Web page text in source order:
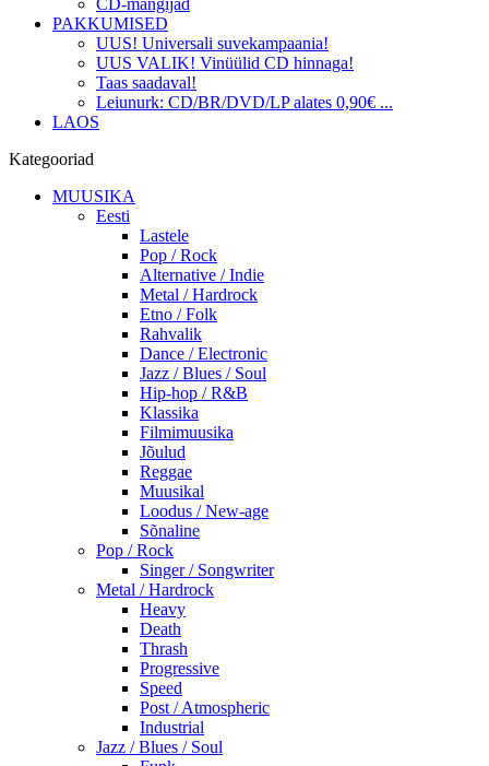
CD-mängijad
PAKKUMISED
UUS! Universali suvekampaania!
UUS VALIK! Vinüülid CD hinnaga!
Taas saadaval!
Leiunurk: CD/BR/DVD/LP alates 0,90€ ...
LAOS
Kategooriad
MUUSIKA
Eesti
Lastele
Pop / Rock
Alternative / Indie
Metal / Hardrock
Etno / Folk
Rahvalik
Dance / Electronic
Jazz / Blues / Soul
Hip-hop / R&B
Klassika
Filmimuusika
Jõulud
Reggae
Muusikal
Loodus / New-age
Sõnaline
Pop / Rock
Singer / Songwriter
Metal / Hardrock
Heavy
Death
Thrash
Progressive
Speed
Post / Atmospheric
Industrial
Jazz / Blues / Soul